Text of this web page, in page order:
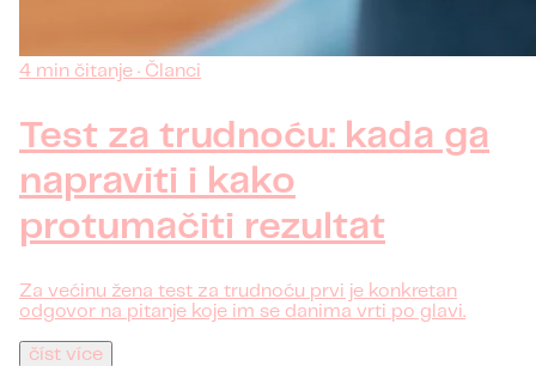
4 min čitanje · Članci
Test za trudnoću: kada ga
napraviti i kako
protumačiti rezultat
Za većinu žena test za trudnoću prvi je konkretan
odgovor na pitanje koje im se danima vrti po glavi.
číst více